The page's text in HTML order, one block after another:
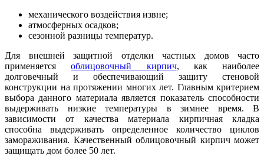
механического воздействия извне;
атмосферных осадков;
сезонной разницы температур.
Для внешней защитной отделки частных домов часто
применяетсяоблицовочный кирпич, как наиболее
долговечный и обеспечивающий защиту стеновой
конструкции на протяжении многих лет. Главным критерием
выбора данного материала является показатель способности
выдерживать низкие температуры в зимнее время. В
зависимости от качества материала кирпичная кладка
способна выдерживать определенное количество циклов
замораживания. Качественный облицовочный кирпич может
защищать дом более 50 лет.